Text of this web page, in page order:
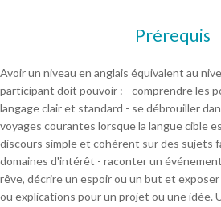
Prérequis
Avoir un niveau en anglais équivalent au
participant doit pouvoir : - comprendre les
langage clair et standard - se débrouiller
voyages courantes lorsque la langue cible
discours simple et cohérent sur des sujets
domaines d'intérêt - raconter un
rêve, décrire un espoir ou un but et
ou explications pour un projet ou une idée.